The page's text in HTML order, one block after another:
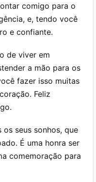
comigo para o
e, tendo você
e confiante.
de viver em
a mão para os
fazer isso muitas
Feliz
seus sonhos, que
É uma honra ser
comemoração para